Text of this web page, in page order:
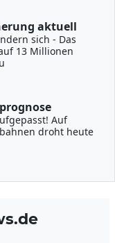
aktuell
sich - Das
13 Millionen
Auf
droht heute